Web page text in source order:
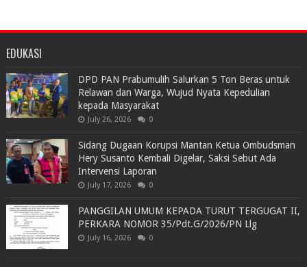
EDUKASI
DPD PAN Prabumulih Salurkan 5 Ton Beras untuk
Relawan dan Warga, Wujud Nyata Kepedulian
kepada Masyarakat
July 26, 2026 0
Sidang Dugaan Korupsi Mantan Ketua Ombudsman
Hery Susanto Kembali Digelar, Saksi Sebut Ada
Intervensi Laporan
July 17, 2026 0
PANGGILAN UMUM KEPADA TURUT TERGUGAT II,
PERKARA NOMOR 35/Pdt.G/2026/PN Llg
July 16, 2026 0